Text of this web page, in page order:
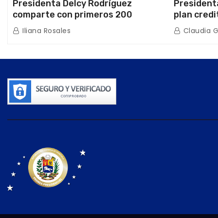
Presidenta Delcy Rodríguez
comparte con primeros 200
beneficiarios de la nueva Casa de
los Abuelos “La Primavera” en
Iliana Rosales
plan
directo
de
Claudia